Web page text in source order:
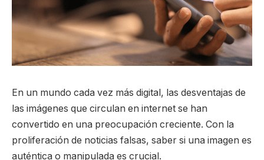
En un mundo cada vez más digital, las desventajas de
las imágenes que circulan en internet se han
convertido en una preocupación creciente. Con la
proliferación de noticias falsas, saber si una imagen es
auténtica o manipulada es crucial.